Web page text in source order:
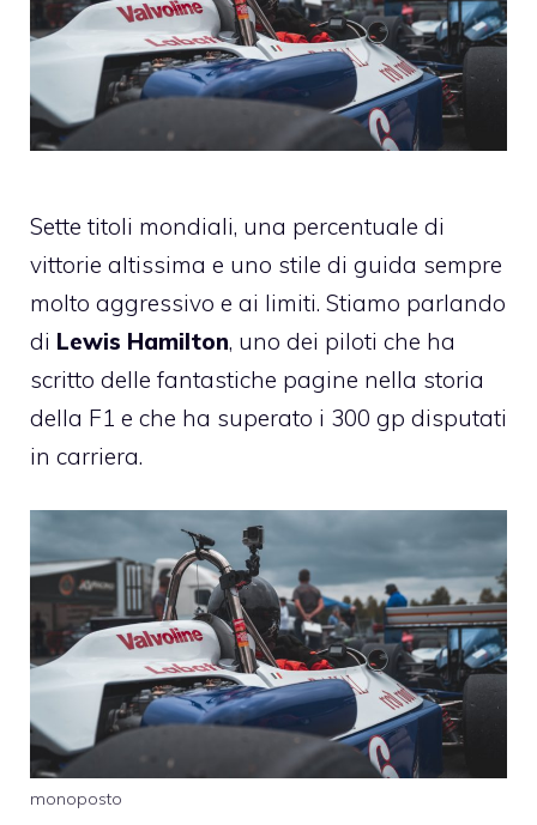
Sette titoli mondiali, una percentuale di
vittorie altissima e uno stile di guida sempre
molto aggressivo e ai limiti. Stiamo parlando
di Lewis Hamilton, uno dei piloti che ha
scritto delle fantastiche pagine nella storia
della F1 e che ha superato i 300 gp disputati
in carriera.
monoposto